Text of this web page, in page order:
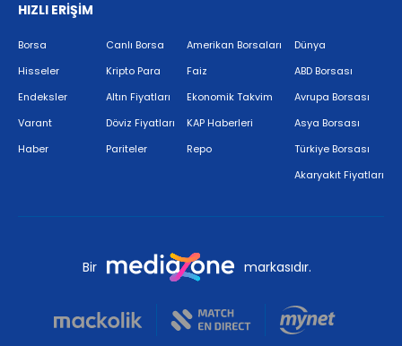
HIZLI ERİŞİM
Borsa
Hisseler
Endeksler
Varant
Haber
Canlı Borsa
Kripto Para
Altın Fiyatları
Döviz Fiyatları
Pariteler
Amerikan Borsaları
Faiz
Ekonomik Takvim
KAP Haberleri
Repo
Dünya
ABD Borsası
Avrupa Borsası
Asya Borsası
Türkiye Borsası
Akaryakıt Fiyatları
Bir markasıdır.